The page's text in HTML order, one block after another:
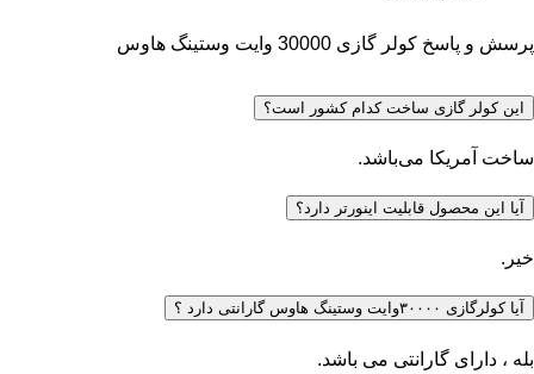
پرسش و پاسخ کولر گازی 30000 وایت وستینگ هاوس
این کولر گازی ساخت کدام کشور است؟
ساخت آمریکا می‌باشد.
آیا این محصول قابلیت اینورتر دارد؟
خیر.
آیا کولرگازی ۳۰۰۰۰وایت وستینگ هاوس گارانتی دارد ؟
بله ، دارای گارانتی می باشد.